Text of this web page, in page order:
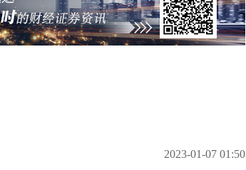
2023-01-07 01:50